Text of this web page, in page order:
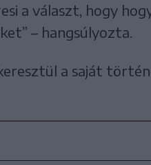
a választ, hogy
– hangsúlyozta.
a saját